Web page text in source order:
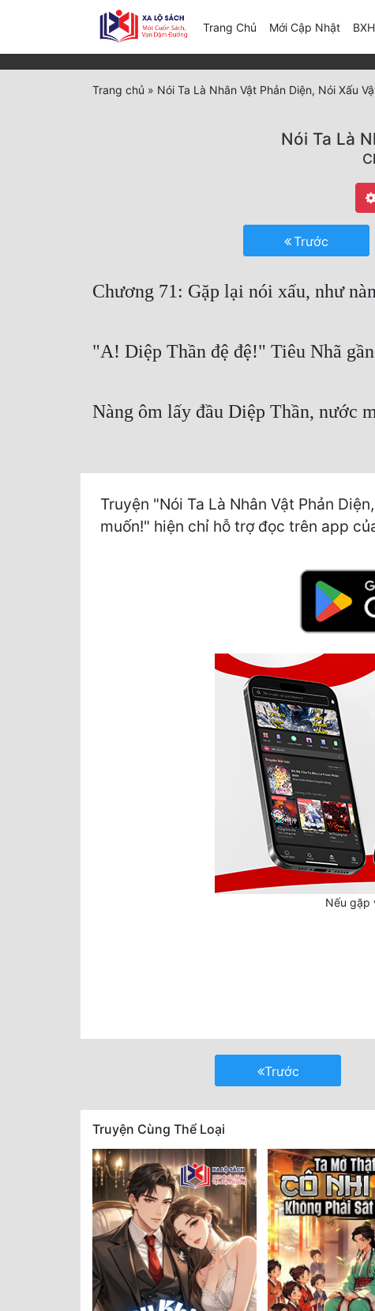
Trang Chủ Mới Cập Nhật BXH
Trang chủ » Nói Ta Là Nhân Vật Phản Diện, Nói Xấu
Nói Ta Là
Trước
Chương 71: Gặp lại nói xấu, như
"A! Diệp Thần đệ đệ!" Tiêu Nhã
Nàng ôm lấy đầu Diệp Thần, nước
Truyện "Nói Ta Là Nhân Vật Phản
muốn!" hiện chỉ hỗ trợ đọc trên app
Nếu gặp
Trước
Truyện Cùng Thể Loại